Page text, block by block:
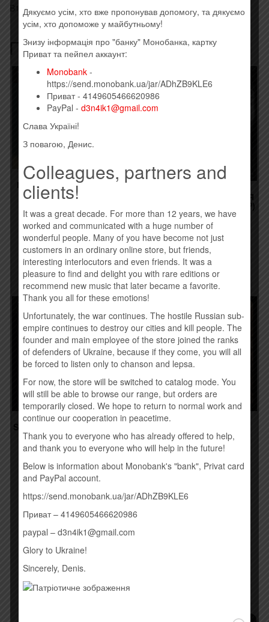
B12 Реввоенсовет
Похожие товары
Товар закінчився!
БУМБОКС – ТЕРМІНАЛ Б
(VINYL)
1100,00 грн.
Временно нет
ПРИХОДЬКО АНАСТАСИЯ
– ЗАЖДАЛАСЬ (VINYL, LP)
800,00грн.
Купить
Товар закінчився!
SASHA BOOLE – SURVIVAL
FOLK (VINYL, LP)
190,00 грн.
Временно нет
ПАРНИШКИ С
ГОМЕЛЬСКИХ УЛИЦ
(VINYL)
1120,00грн.
КАТЕГОРИИ ТОВАРОВ
Дякуємо усім, хто вже пропонував допомогу, та дякуємо
усім, хто допоможе у майбутньому!
Знизу інформація про "банку" Монобанка, картку
Приват та пейпел аккаунт:
Monobank -
https://send.monobank.ua/jar/ADhZB9KLE6
Приват - 4149605466620986
PayPal - d3n4ik1@gmail.com
Слава Україні!
З повагою, Денис.
Colleagues, partners and
clients!
It was a great decade. For more than 12 years, we have
worked and communicated with a huge number of
wonderful people. Many of you have become not just
customers in an ordinary online store, but friends,
interesting interlocutors and even friends. It was a
pleasure to find and delight you with rare editions or
recommend new music that later became a favorite.
Thank you all for these emotions!
Unfortunately, the war continues. The hostile Russian sub-
empire continues to destroy our cities and kill people. The
founder and main employee of the store joined the ranks
of defenders of Ukraine, because if they come, you will all
be forced to listen only to chanson and lepsa.
For now, the store will be switched to catalog mode. You
will still be able to browse our range, but orders are
temporarily closed. We hope to return to normal work and
continue our cooperation in peacetime.
Thank you to everyone who has already offered to help,
and thank you to everyone who will help in the future!
Below is information about Monobank's "bank", Privat card
and PayPal account.
https://send.monobank.ua/jar/ADhZB9KLE6
Приват – 4149605466620986
paypal – d3n4ik1@gmail.com
Glory to Ukraine!
Sincerely, Denis.